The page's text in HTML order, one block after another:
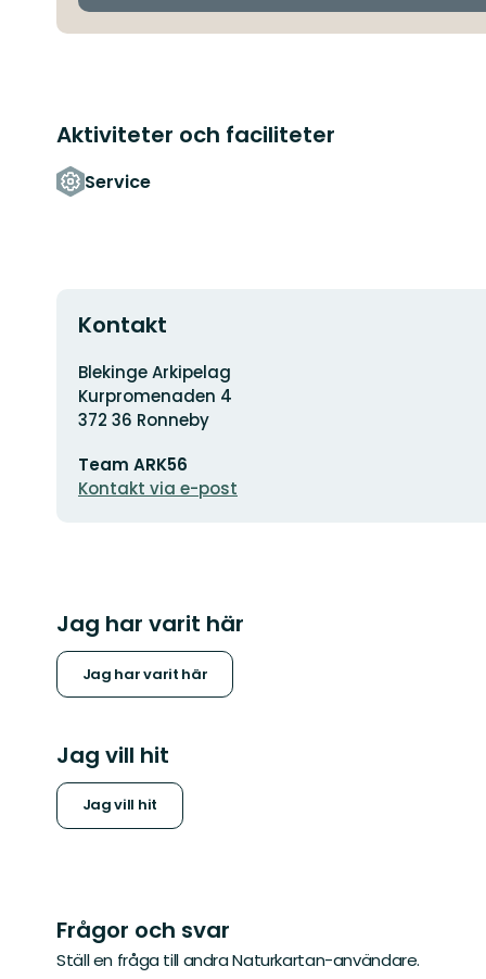
Aktiviteter och faciliteter
Service
Kontakt
Adress
Blekinge Arkipelag
Kurpromenaden 4
372 36 Ronneby
postadress
Team ARK56
Kontakt via e-post
Jag har varit här
Jag har varit här
Jag vill hit
Jag vill hit
Frågor och svar
Ställ en fråga till andra Naturkartan-användare.